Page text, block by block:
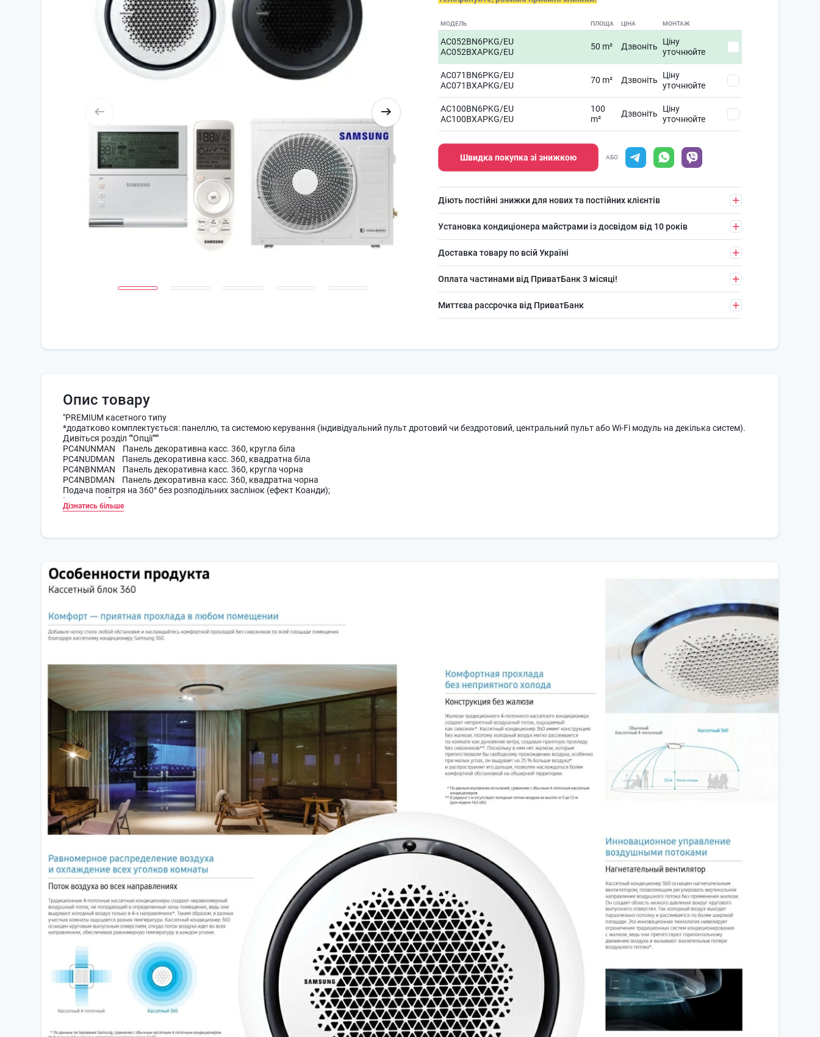
МОДЕЛЬ ПЛОЩА ЦІНА МОНТАЖ
AC052BN6PKG/EU
AC052BXAPKG/EU
50 m² Дзвоніть
Ціну
уточнюйте
AC071BN6PKG/EU
AC071BXAPKG/EU
70 m² Дзвоніть
Ціну
уточнюйте
AC100BN6PKG/EU
AC100BXAPKG/EU
100
m²
Дзвоніть
Ціну
уточнюйте
Швидка покупка зі знижкою АБО
Діють постійні знижки для нових та постійних клієнтів
Установка кондиціонера майстрами із досвідом від 10 років
Доставка товару по всій Україні
Оплата частинами від ПриватБанк 3 місяці!
Миттєва рассрочка від ПриватБанк
Опис товару
"PREMIUM касетного типу
*додатково комплектується: панеллю, та системою керування (індивідуальний пульт дротовий чи бездротовий, центральний пульт або Wi-Fi модуль на декілька систем).
Дивіться розділ ""Опції"""
PC4NUNMAN Панель декоративна касс. 360, кругла біла
PC4NUDMAN Панель декоративна касс. 360, квадратна біла
PC4NBNMAN Панель декоративна касс. 360, кругла чорна
PC4NBDMAN Панель декоративна касс. 360, квадратна чорна
Подача повітря на 360° без розподільних заслінок (ефект Коанди);
Інверторний компресор;
Елегантний дизайн;
Вентилятор із інверторним двигуном;
без втрати навантаження;
Вбудований дренажний насос для конденсату;
Додатково комплектується панеллю та системою керування (індивідуальний пульт дротовий або бездротовий, центральний пульт або модуль Wi-Fi на кілька систем).
Дізнатись більше